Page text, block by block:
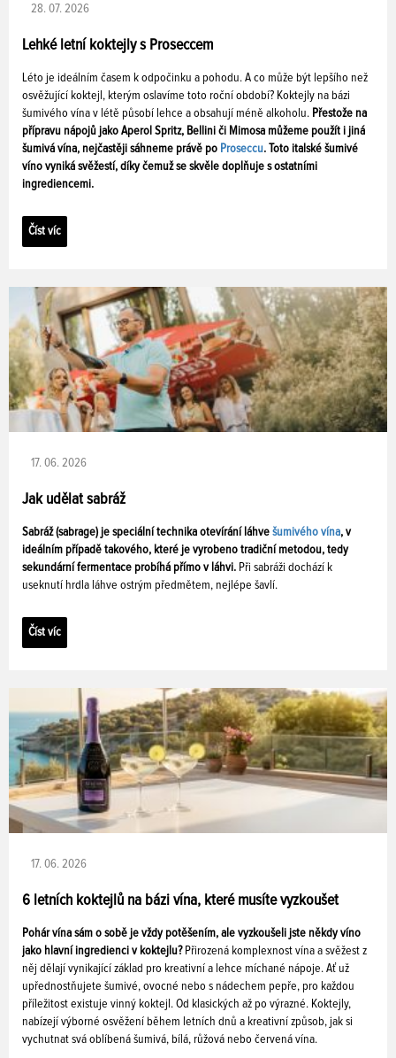
28. 07. 2026
Lehké letní koktejly s Proseccem
Léto je ideálním časem k odpočinku a pohodu. A co může být lepšího než
osvěžující koktejl, kterým oslavíme toto roční období? Koktejly na bázi
šumivého vína v létě působí lehce a obsahují méně alkoholu. Přestože na
přípravu nápojů jako Aperol Spritz, Bellini či Mimosa můžeme použít i jiná
šumivá vína, nejčastěji sáhneme právě po Proseccu. Toto italské šumivé
víno vyniká svěžestí, díky čemuž se skvěle doplňuje s ostatními
ingrediencemi.
Číst víc
17. 06. 2026
Jak udělat sabráž
Sabráž (sabrage) je speciální technika otevírání láhve šumivého vína, v
ideálním případě takového, které je vyrobeno tradiční metodou, tedy
sekundární fermentace probíhá přímo v láhvi. Při sabráži dochází k
useknutí hrdla láhve ostrým předmětem, nejlépe šavlí.
Číst víc
17. 06. 2026
6 letních koktejlů na bázi vína, které musíte vyzkoušet
Pohár vína sám o sobě je vždy potěšením, ale vyzkoušeli jste někdy víno
jako hlavní ingredienci v koktejlu? Přirozená komplexnost vína a svěžest z
něj dělají vynikající základ pro kreativní a lehce míchané nápoje. Ať už
upřednostňujete šumivé, ovocné nebo s nádechem pepře, pro každou
příležitost existuje vinný koktejl. Od klasických až po výrazné. Koktejly,
nabízejí výborné osvěžení během letních dnů a kreativní způsob, jak si
vychutnat svá oblíbená šumivá, bílá, růžová nebo červená vína.